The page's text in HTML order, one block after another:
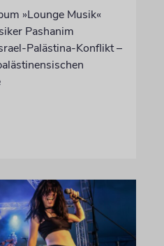
»Lounge Musik«
Pashanim
Palästina-Konflikt –